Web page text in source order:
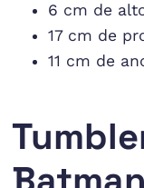
6 cm de
17 cm de
11 cm de